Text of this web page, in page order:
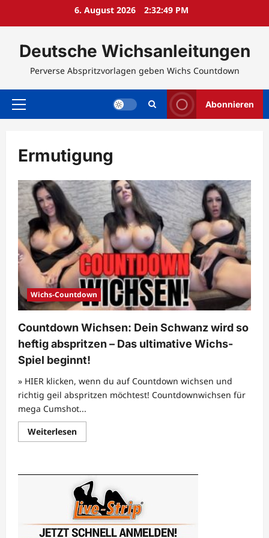
6. August 2026 2:32:49 PM
Deutsche Wichsanleitungen
Perverse Abspritzvorlagen geben Wichs Countdown
Primäres
Abonnieren
Ermutigung
Wichs-Countdown
Countdown Wichsen: Dein Schwanz wird so
heftig abspritzen – Das ultimative Wichs-
Spiel beginnt!
» HIER klicken, wenn du auf Countdown wichsen und
richtig geil abspritzen möchtest! Countdownwichsen für
mega Cumshot...
WeiterlesenMehr
Informationen
Dein
Schwanz
wird
so
heftig
abspritzen
–
Das